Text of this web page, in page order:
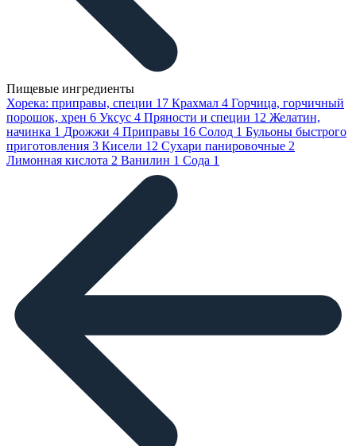
Пищевые ингредиенты
Хорека: приправы, специи 17 Крахмал 4 Горчица, горчичный
порошок, хрен 6 Уксус 4 Пряности и специи 12 Желатин,
начинка 1 Дрожжи 4 Приправы 16 Солод 1 Бульоны быстрого
приготовления 3 Кисели 12 Сухари панировочные 2
Лимонная кислота 2 Ванилин 1 Сода 1